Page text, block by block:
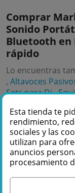
Comprar
Sonido
Bluetooth en
rápido
Lo encuentras
,Altavoces
Sets para Dj,
15 Pulgadas ,
Altavoces
Esta tienda te
rendimiento,
sociales y las
utilizan para
anuncios
procesamiento